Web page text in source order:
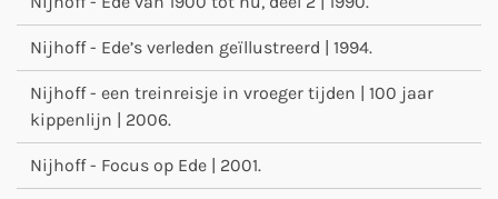
Nijhoff - Ede’s verleden geïllustreerd | 1994.
Nijhoff - een treinreisje in vroeger tijden | 100 jaar
kippenlijn | 2006.
Nijhoff - Focus op Ede | 2001.